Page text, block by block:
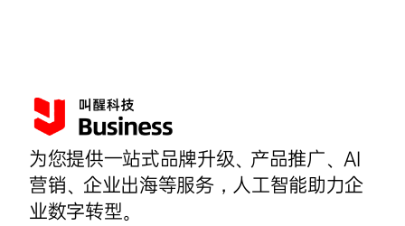
为您提供一站式品牌升级、产品推广、AI
营销、企业出海等服务，人工智能助力企
业数字转型。